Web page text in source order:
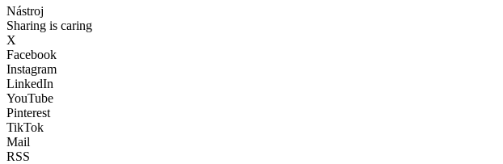
Nástroj
Sharing is caring
X
Facebook
Instagram
LinkedIn
YouTube
Pinterest
TikTok
Mail
RSS